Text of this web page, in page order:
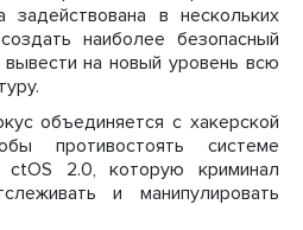
задействована в нескольких
наиболее безопасный
на новый уровень всю
объединяется с хакерской
противостоять системе
ctOS 2.0, которую криминал
и манипулировать